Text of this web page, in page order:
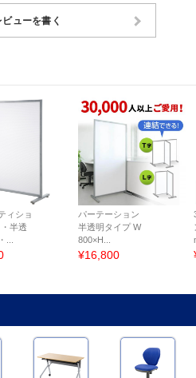
ビューを書く
ィショ
半透
...
パーテーション
半透明タイプ W
800×H...
¥16,800